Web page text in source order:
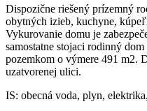
Dispozične riešený prízemný
obytných izieb, kuchyne,
Vykurovanie domu je
samostatne stojaci rodinný
pozemkom o výmere 491 m2.
uzatvorenej ulici.
IS: obecná voda, plyn,